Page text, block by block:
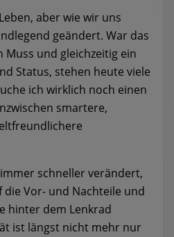
aber wie wir uns
geändert. War das
und gleichzeitig ein
Status, stehen heute viele
ich wirklich noch einen
smartere,
schneller verändert,
die Vor- und Nachteile und
hinter dem Lenkrad
ist längst nicht mehr nur